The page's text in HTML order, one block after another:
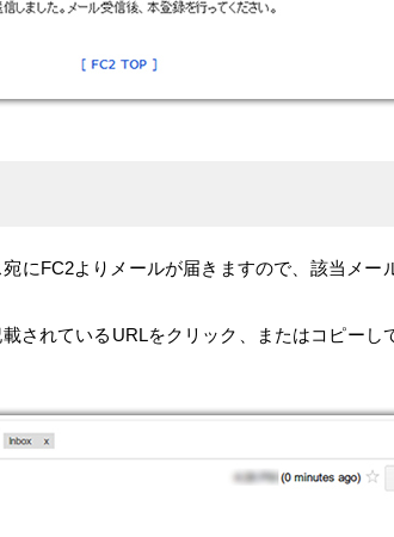
にFC2よりメールが届きますので、該当メー
されているURLをクリック、またはコピーし